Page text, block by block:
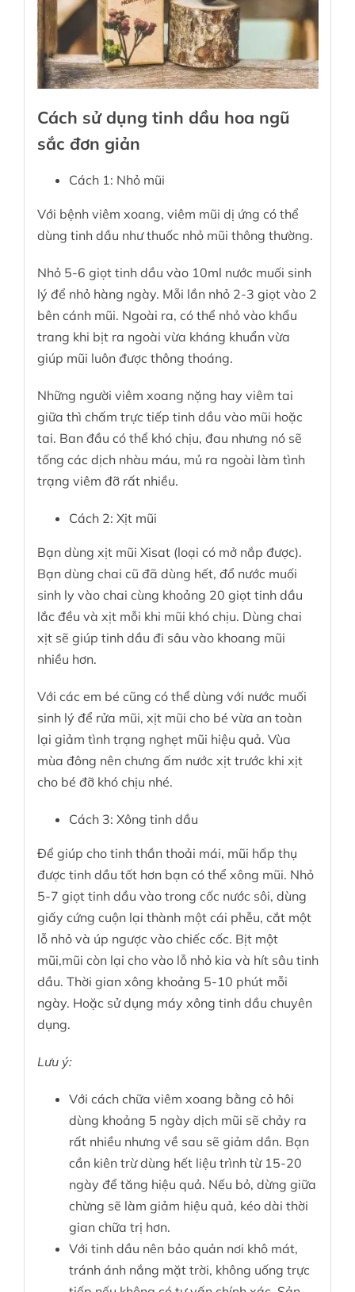
Cách sử dụng tinh dầu hoa ngũ
sắc đơn giản
Cách 1: Nhỏ mũi
Với bệnh viêm xoang, viêm mũi dị ứng có thể
dùng tinh dầu như thuốc nhỏ mũi thông thường.
Nhỏ 5-6 giọt tinh dầu vào 10ml nước muối sinh
lý để nhỏ hàng ngày. Mỗi lần nhỏ 2-3 giọt vào 2
bên cánh mũi. Ngoài ra, có thể nhỏ vào khẩu
trang khi bịt ra ngoài vừa kháng khuẩn vừa
giúp mũi luôn được thông thoáng.
Những người viêm xoang nặng hay viêm tai
giữa thì chấm trực tiếp tinh dầu vào mũi hoặc
tai. Ban đầu có thể khó chịu, đau nhưng nó sẽ
tống các dịch nhàu máu, mủ ra ngoài làm tình
trạng viêm đỡ rất nhiều.
Cách 2: Xịt mũi
Bạn dùng xịt mũi Xisat (loại có mở nắp được).
Bạn dùng chai cũ đã dùng hết, đổ nước muối
sinh ly vào chai cùng khoảng 20 giọt tinh dầu
lắc đều và xịt mỗi khi mũi khó chịu. Dùng chai
xịt sẽ giúp tinh dầu đi sâu vào khoang mũi
nhiều hơn.
Với các em bé cũng có thể dùng với nước muối
sinh lý để rửa mũi, xịt mũi cho bé vừa an toàn
lại giảm tình trạng nghẹt mũi hiệu quả. Vùa
mùa đông nên chưng ấm nước xịt trước khi xịt
cho bé đỡ khó chịu nhé.
Cách 3: Xông tinh dầu
Để giúp cho tinh thần thoải mái, mũi hấp thụ
được tinh dầu tốt hơn bạn có thể xông mũi. Nhỏ
5-7 giọt tinh dầu vào trong cốc nước sôi, dùng
giấy cứng cuộn lại thành một cái phễu, cắt một
lỗ nhỏ và úp ngược vào chiếc cốc. Bịt một
mũi,mũi còn lại cho vào lỗ nhỏ kia và hít sâu tinh
dầu. Thời gian xông khoảng 5-10 phút mỗi
ngày. Hoặc sử dụng máy xông tinh dầu chuyên
dụng.
Lưu ý:
Với cách chữa viêm xoang bằng cỏ hôi
dùng khoảng 5 ngày dịch mũi sẽ chảy ra
rất nhiều nhưng về sau sẽ giảm dần. Bạn
cần kiên trừ dùng hết liệu trình từ 15-20
ngày để tăng hiệu quả. Nếu bỏ, dừng giữa
chừng sẽ làm giảm hiệu quả, kéo dài thời
gian chữa trị hơn.
Với tinh dầu nên bảo quản nơi khô mát,
tránh ánh nắng mặt trời, không uống trực